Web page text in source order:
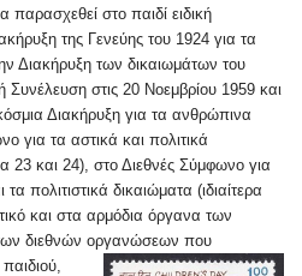
στο παιδί ειδική
της Γενεύης του 1924 για τα
Διακήρυξη των δικαιωμάτων του
Συνέλευση στις 20 Νοεμβρίου 1959 και
Διακήρυξη για τα ανθρώπινα
για τα αστικά και πολιτικά
23 και 24), στο Διεθνές Σύμφωνο για
πολιτιστικά δικαιώματα (ιδιαίτερα
και στα αρμόδια όργανα των
διεθνών οργανώσεων που